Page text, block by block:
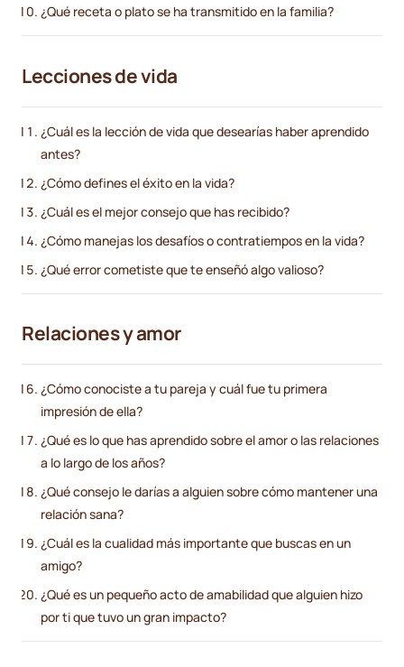
¿Qué receta o plato se ha transmitido en la familia?
Lecciones de vida
¿Cuál es la lección de vida que desearías haber aprendido
antes?
¿Cómo defines el éxito en la vida?
¿Cuál es el mejor consejo que has recibido?
¿Cómo manejas los desafíos o contratiempos en la vida?
¿Qué error cometiste que te enseñó algo valioso?
Relaciones y amor
¿Cómo conociste a tu pareja y cuál fue tu primera
impresión de ella?
¿Qué es lo que has aprendido sobre el amor o las relaciones
a lo largo de los años?
¿Qué consejo le darías a alguien sobre cómo mantener una
relación sana?
¿Cuál es la cualidad más importante que buscas en un
amigo?
¿Qué es un pequeño acto de amabilidad que alguien hizo
por ti que tuvo un gran impacto?